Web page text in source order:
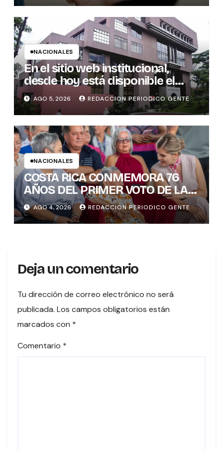
NACIONALES
En el sitio web institucional,
desde hoy está disponible el
sistema “Matrimonio en Línea”
para los notarios del país
AGO 5, 2026 REDACCION PERIODICO GENTE
NACIONALES
COSTA RICA CONMEMORA 76
AÑOS DEL PRIMER VOTO DE LAS
MUJERES , INAMU BRINDA
HOMENAJE A UNA DE LAS
PRIMERAS MUJERES VOTANTES
AGO 4, 2026 REDACCION PERIODICO GENTE
Deja un comentario
Tu dirección de correo electrónico no será
publicada. Los campos obligatorios están
marcados con *
Comentario *